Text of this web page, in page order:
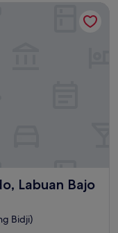
Labuan Bajo
Bidji)